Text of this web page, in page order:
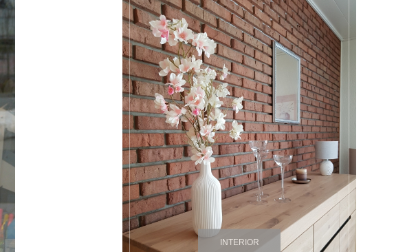
INTERIOR